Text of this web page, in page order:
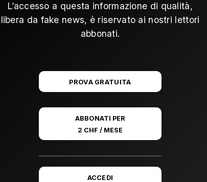
L’accesso a questa informazione di qualità,
libera da fake news, è riservato ai nostri lettori
abbonati.
PROVA GRATUITA
ABBONATI PER
2 CHF / MESE
ACCEDI